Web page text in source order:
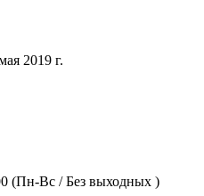
2019 г.
(Пн-Вс / Без выходных )